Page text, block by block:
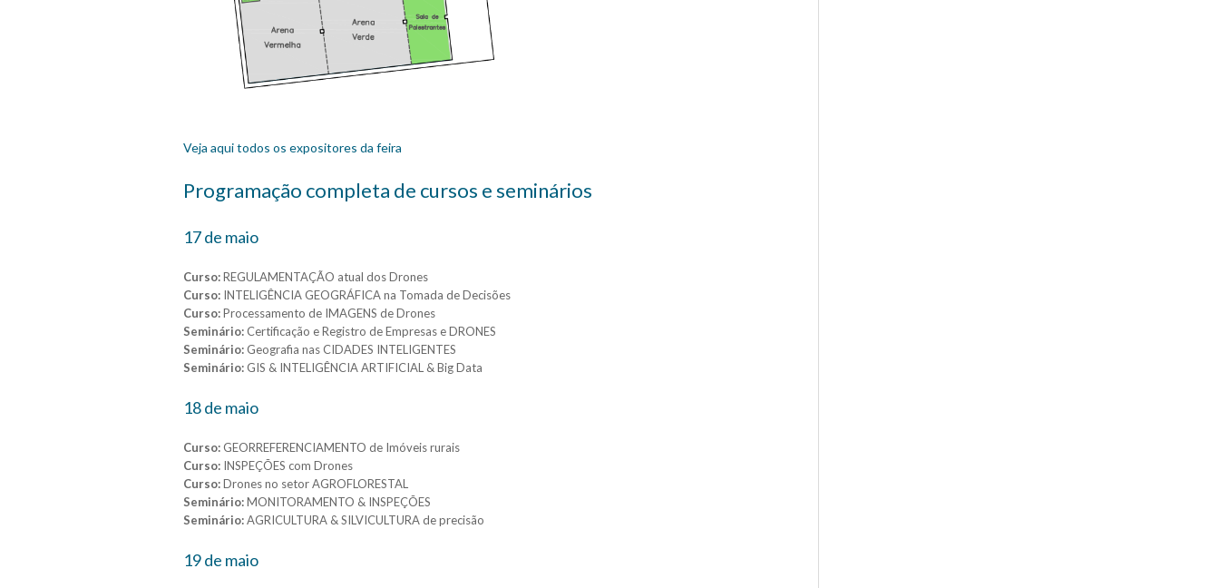
Veja aqui todos os expositores da feira
Programação completa de cursos e seminários
17 de maio
Curso:REGULAMENTAÇÃO atual dos Drones
Curso: INTELIGÊNCIA GEOGRÁFICA na Tomada de Decisões
Curso:Processamento de IMAGENS de Drones
Seminário:Certificação e Registro de Empresas e DRONES
Seminário: Geografia nas CIDADES INTELIGENTES
Seminário: GIS & INTELIGÊNCIA ARTIFICIAL & Big Data
18 de maio
Curso: GEORREFERENCIAMENTO de Imóveis rurais
Curso: INSPEÇÕES com Drones
Curso:Drones no setor AGROFLORESTAL
Seminário:MONITORAMENTO & INSPEÇÕES
Seminário:AGRICULTURA & SILVICULTURA de precisão
19 de maio